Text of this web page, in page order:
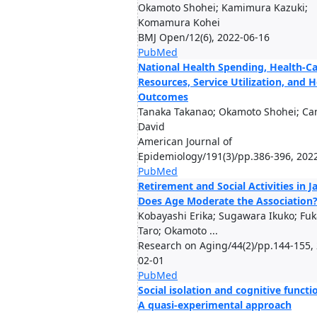
Okamoto Shohei; Kamimura Kazuki;
Komamura Kohei
BMJ Open/12(6), 2022-06-16
PubMed
National Health Spending, Health-
Resources, Service Utilization, and
Outcomes
Tanaka Takanao; Okamoto Shohei;
David
American Journal of
Epidemiology/191(3)/pp.386-396,
PubMed
Retirement and Social Activities in
Does Age Moderate the Association?
Kobayashi Erika; Sugawara Ikuko;
Taro; Okamoto ...
Research on Aging/44(2)/pp.144-155,
02-01
PubMed
Social isolation and cognitive
A quasi-experimental approach